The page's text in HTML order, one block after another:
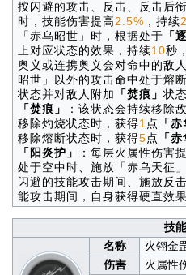
按闪避的攻击、反击、反击后
时，技能伤害提高2.5% ，持续
「赤乌昭世」时，根据处于 「
上对应状态的效果，持续10秒
奥义或连携奥义会对命中的敌
昭世」以外的攻击命中处于熔
状态并对敌人附加 「焚痕」 状态
「焚痕」
：该状态会持续移除
移除灼烧状态时，获得1 点 「赤
移除熔断状态时，获得5点 「赤
「阳炎护」
：每层火属性伤害
处于空中时、施放「赤乌天征
闪避的技能攻击期间、施放反
能攻击期间，自身获得硬直效果
技
名称
火翎金
伤害
火属性